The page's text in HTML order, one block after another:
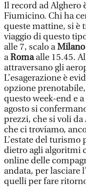
Il record ad Alghero
Fiumicino. Chi ha
queste mattine, si è
viaggio di questo
alle 7, scalo a
aRomaalle 15.45.
attraversano gli
L’esagerazione è
opzione
questo week-end e
agosto si
prezzi, che si voli da
che ci troviamo,
L’estate del
dietro agli algoritmi
online delle
andata, per lasciare
quelli per fare